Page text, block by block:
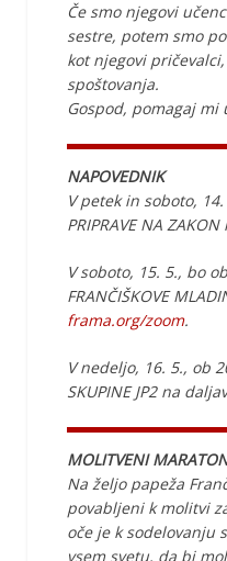
Če smo njegovi
sestre, potem smo
kot njegovi
spoštovanja.
Gospod, pomagaj
NAPOVEDNIK
V petek in soboto,
PRIPRAVE NA
V soboto, 15. 5., bo
FRANČIŠKOVE
frama.org/zoom.
V nedeljo, 16. 5., ob
SKUPINE JP2 na
MOLITVENI
Na željo papeža
povabljeni k molitvi
oče je k sodelovanju
vsem svetu, da bi